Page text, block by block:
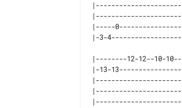
|-----
|--------12-12--10-
|-13-